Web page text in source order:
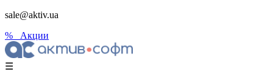
sale@aktiv.ua
% Акции
☰